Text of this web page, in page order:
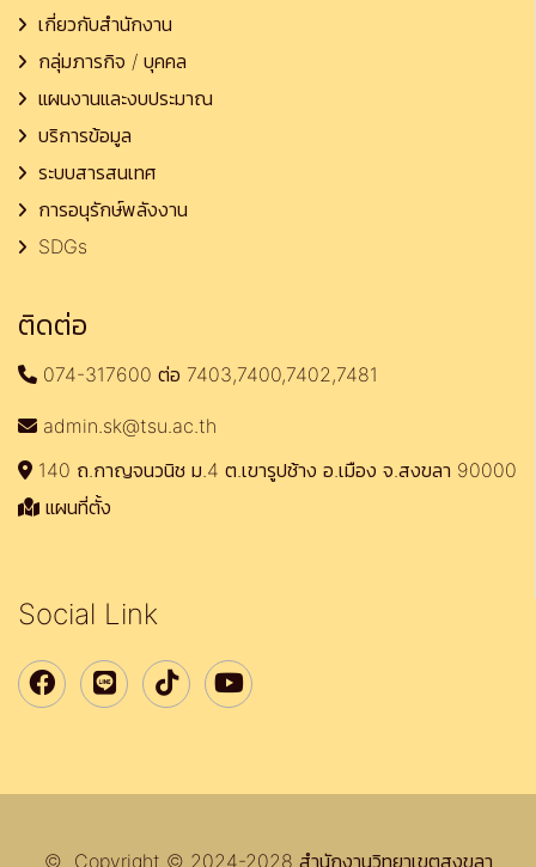
เกี่ยวกับสำนักงาน
กลุ่มภารกิจ / บุคคล
แผนงานและงบประมาณ
บริการข้อมูล
ระบบสารสนเทศ
การอนุรักษ์พลังงาน
SDGs
ติดต่อ
074-317600 ต่อ 7403,7400,7402,7481
admin.sk@tsu.ac.th
140 ถ.กาญจนวนิช ม.4 ต.เขารูปช้าง อ.เมือง จ.สงขลา 90000
แผนที่ตั้ง
Social Link
© Copyright © 2024-2028 สำนักงานวิทยาเขตสงขลา